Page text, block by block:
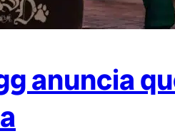
anuncia